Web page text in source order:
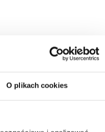
O plikach cookies
znacznie szerszej
swój imponujący wygląd.
klasycznymi
każdej gałązki.